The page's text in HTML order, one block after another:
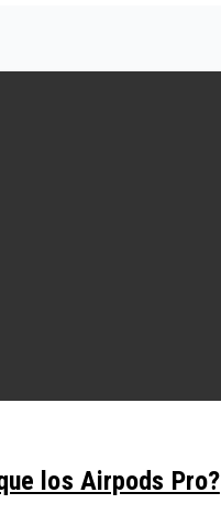
los Airpods Pro?